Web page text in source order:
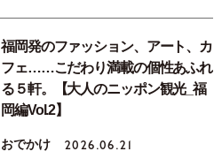
福岡発のファッション、アート、カ
フェ……こだわり満載の個性あふれ
る５軒。【大人のニッポン観光_福
岡編Vol.2】
おでかけ 2026.06.21